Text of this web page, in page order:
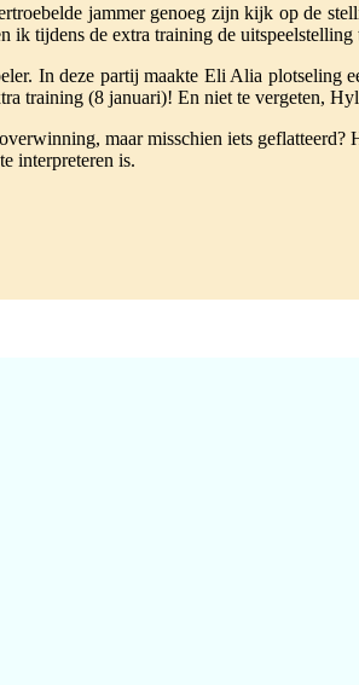
jammer genoeg zijn kijk op de
tijdens de extra training de uitspeelstelling
In deze partij maakte Eli Alia
training (8 januari)! En niet te vergeten,
maar misschien iets
interpreteren is.